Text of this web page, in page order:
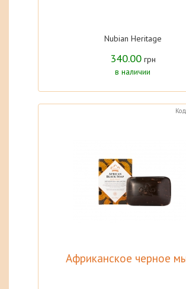
Nubian Heritage
340.00 грн
в наличии
Африканское черное